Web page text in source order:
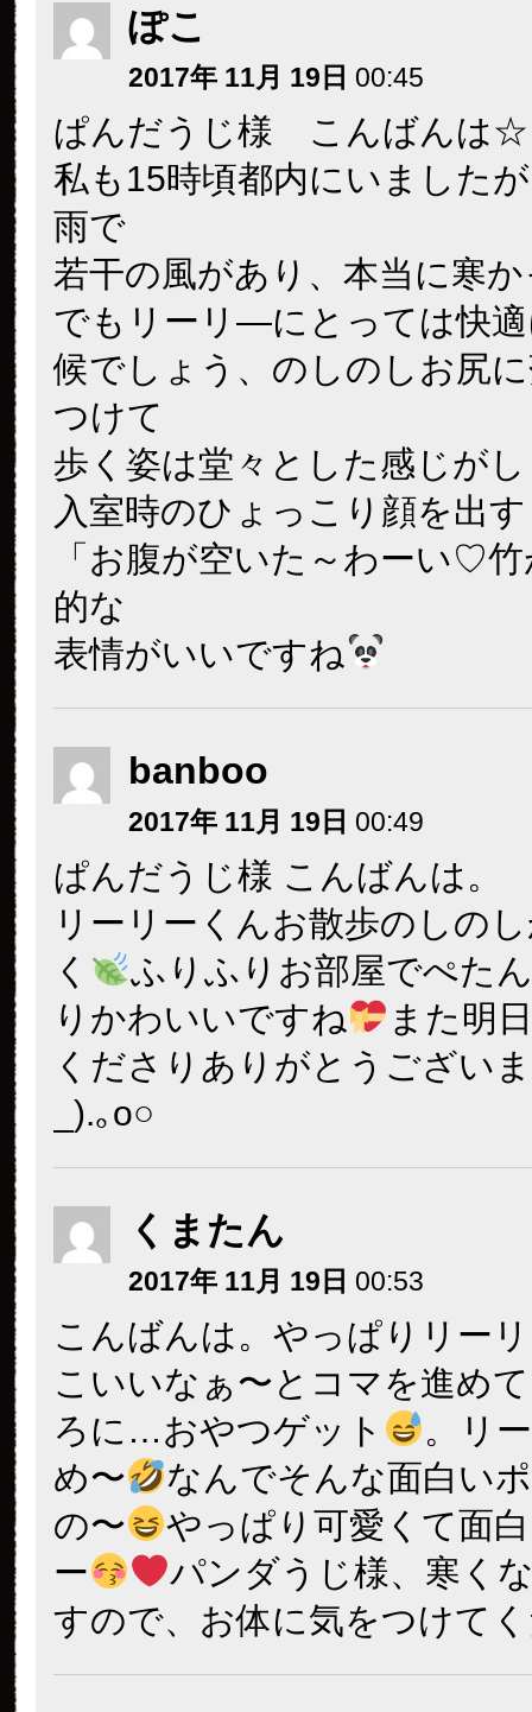
ぽこ
2017年 11月 19日 00:45
ぱんだうじ様 こんばんは☆
私も15時頃都内にいました
雨で
若干の風があり、本当に寒
でもリーリ―にとっては快
候でしょう、のしのしお尻
つけて
歩く姿は堂々とした感じが
入室時のひょっこり顔を出
「お腹が空いた～わーい♡
的な
表情がいいですね
banboo
2017年 11月 19日 00:49
ぱんだうじ様 こんばんは。
リーリーくんお散歩のしの
く
ふりふりお部屋でぺた
りかわいいですね
また明
くださりありがとうござい
_).｡o○
くまたん
2017年 11月 19日 00:53
こんばんは。やっぱりリー
こいいなぁ〜とコマを進め
ろに…おやつゲット
。リ
め〜
なんでそんな面白い
の〜
やっぱり可愛くて面
ー
パンダうじ様、寒く
すので、お体に気をつけて